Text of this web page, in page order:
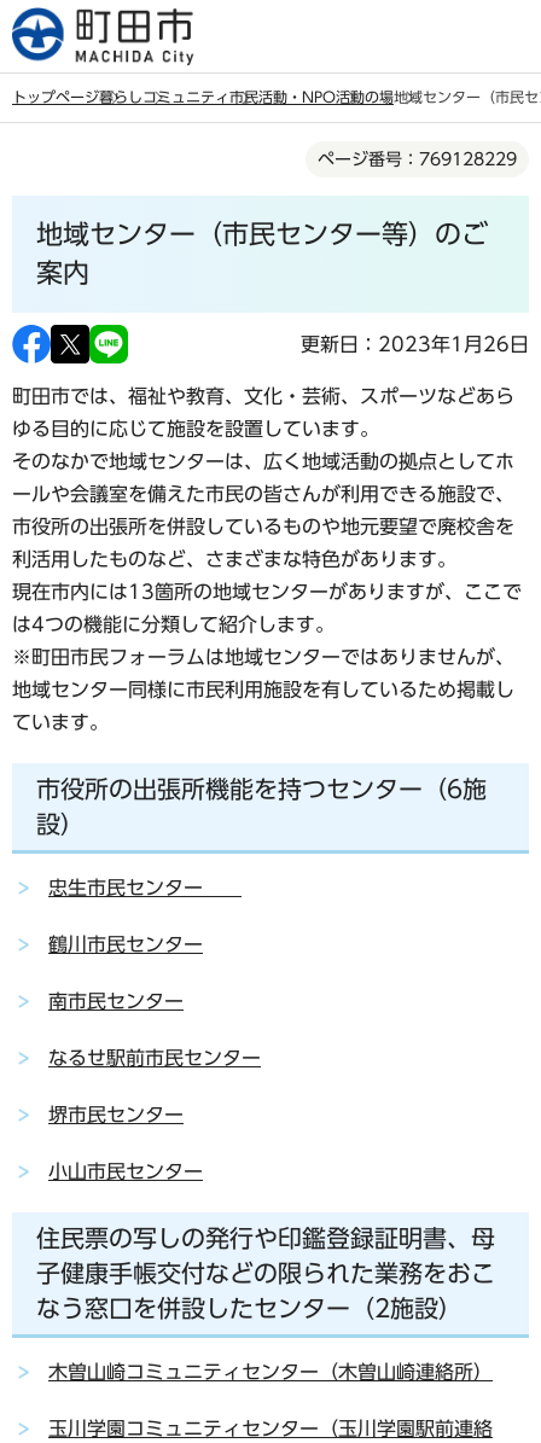
こ
の
トップページ暮らしコミュニティ市民活動・NPO活動の場地域センター（市民
ページ番号：769128229
地域センター（市民センター等）のご
案内
更新日：2023年1月26日
町田市では、福祉や教育、文化・芸術、スポーツなどあら
ゆる目的に応じて施設を設置しています。
そのなかで地域センターは、広く地域活動の拠点としてホ
ールや会議室を備えた市民の皆さんが利用できる施設で、
市役所の出張所を併設しているものや地元要望で廃校舎を
利活用したものなど、さまざまな特色があります。
現在市内には13箇所の地域センターがありますが、ここで
は4つの機能に分類して紹介します。
※町田市民フォーラムは地域センターではありませんが、
地域センター同様に市民利用施設を有しているため掲載し
ています。
市役所の出張所機能を持つセンター（6施
設）
忠生市民センター
鶴川市民センター
南市民センター
なるせ駅前市民センター
堺市民センター
小山市民センター
住民票の写しの発行や印鑑登録証明書、母
子健康手帳交付などの限られた業務をおこ
なう窓口を併設したセンター（2施設）
木曽山崎コミュニティセンター（木曽山崎連絡所）
玉川学園コミュニティセンター（玉川学園駅前連絡